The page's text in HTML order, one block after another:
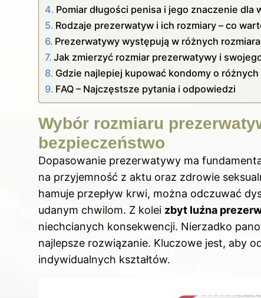
Pomiar długości penisa i jego znaczenie
Rodzaje prezerwatyw i ich rozmiary – co
Prezerwatywy występują w różnych
Jak zmierzyć rozmiar prezerwatywy i
Gdzie najlepiej kupować kondomy o różnych
FAQ – Najczęstsze pytania i odpowiedzi
Wybór rozmiaru
bezpieczeństwo
Dopasowanie prezerwatywy ma
na przyjemność z aktu oraz zdrowie
hamuje przepływ krwi, można odczuwać
udanym chwilom. Z kolei zbyt luźna
niechcianych konsekwencji. Nierzadko
najlepsze rozwiązanie. Kluczowe jest, aby
indywidualnych kształtów.